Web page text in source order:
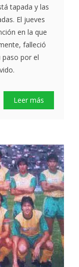
tapada y las
El jueves
en la que
falleció
paso por el
Leer más